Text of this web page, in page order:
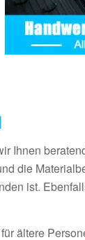
Ihnen
die
ist.
ältere